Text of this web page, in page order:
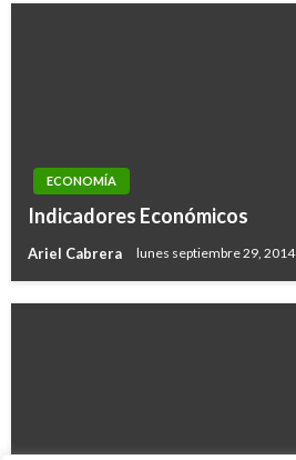
ECONOMÍA
Indicadores Económicos
Ariel Cabrera lunes septiembre 29, 2014